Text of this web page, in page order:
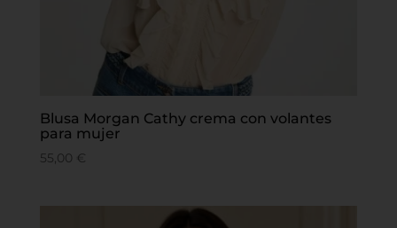
Blusa Morgan Cathy crema con volantes
para mujer
55,00 €